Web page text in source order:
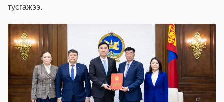
тусгажээ.